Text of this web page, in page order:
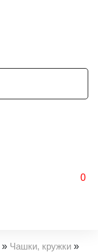
0
» Чашки, кружки »